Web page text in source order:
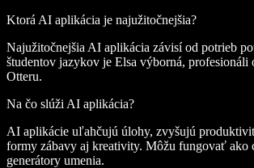
Ktorá AI aplikácia je najužitočnejšia?
Najužitočnejšia AI aplikácia závisí od potrieb
študentov jazykov je Elsa výborná, profesionáli
Otteru.
Na čo slúži AI aplikácia?
AI aplikácie uľahčujú úlohy, zvyšujú
formy zábavy aj kreativity. Môžu fungovať ako
generátory umenia.